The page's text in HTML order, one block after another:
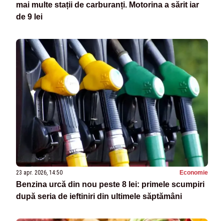
mai multe stații de carburanți. Motorina a sărit iar
de 9 lei
23 apr. 2026, 14:50 Economie
Benzina urcă din nou peste 8 lei: primele scumpiri
după seria de ieftiniri din ultimele săptămâni